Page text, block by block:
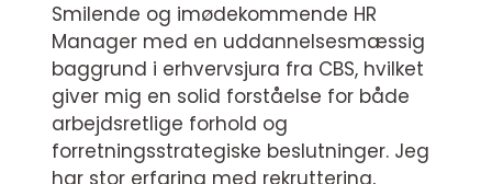
Smilende og imødekommende HR
Manager med en uddannelsesmæssig
baggrund i erhvervsjura fra CBS, hvilket
giver mig en solid forståelse for både
arbejdsretlige forhold og
forretningsstrategiske beslutninger. Jeg
har stor erfaring med rekruttering,